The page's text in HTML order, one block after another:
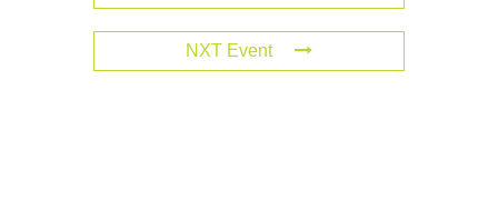
NXT Event